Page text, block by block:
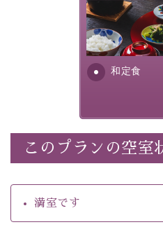
・朝夕個室料亭で個室食
・諏訪大社4社を巡る無料参
・館内着をご用意
・就寝用パジャマをご用意
・環境に配慮したアメニティ
・チェックイン15時、チェ
・朝夕個室料亭で個室食
・夕食は地産地消の創作和
いう昔の暦による料理表現）
和定食
さっぱりとし
れる食材は、
ふんだんに取
安全を心掛け
このプランの空室
満室です